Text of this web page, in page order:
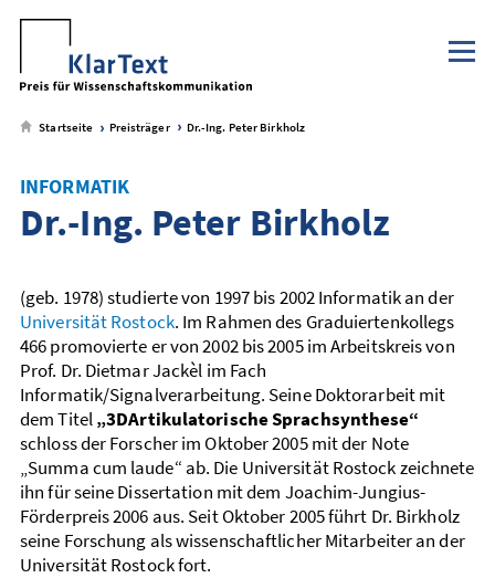
zum
Metamenü
zum
Hauptmenü
zum
Seiteninhalt
zum
Footer-
Menü
Startseite Preisträger Dr.-Ing. Peter Birkholz
INFORMATIK
Dr.-Ing. Peter Birkholz
(geb. 1978) studierte von 1997 bis 2002 Informatik an der
Universität Rostock. Im Rahmen des Graduiertenkollegs
466 promovierte er von 2002 bis 2005 im Arbeitskreis von
Prof. Dr. Dietmar Jackèl im Fach
Informatik/Signalverarbeitung. Seine Doktorarbeit mit
dem Titel„3DArtikulatorische Sprachsynthese“
schloss der Forscher im Oktober 2005 mit der Note
„Summa cum laude“ ab. Die Universität Rostock zeichnete
ihn für seine Dissertation mit dem Joachim-Jungius-
Förderpreis 2006 aus. Seit Oktober 2005 führt Dr. Birkholz
seine Forschung als wissenschaftlicher Mitarbeiter an der
Universität Rostock fort.